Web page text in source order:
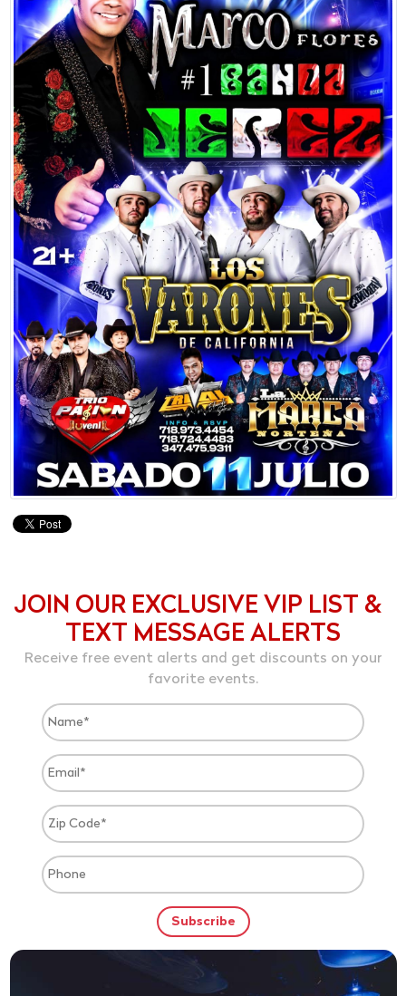
JOIN OUR EXCLUSIVE VIP LIST &
TEXT MESSAGE ALERTS
Receive free event alerts and get discounts on your
favorite events.